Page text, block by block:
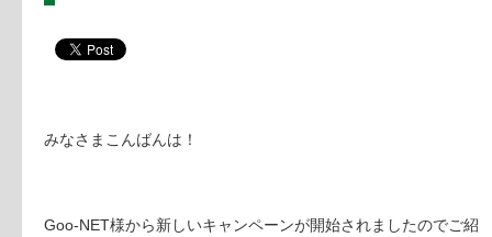
みなさまこんばんは！
Goo-NET様から新しいキャンペーンが開始されましたのでご紹